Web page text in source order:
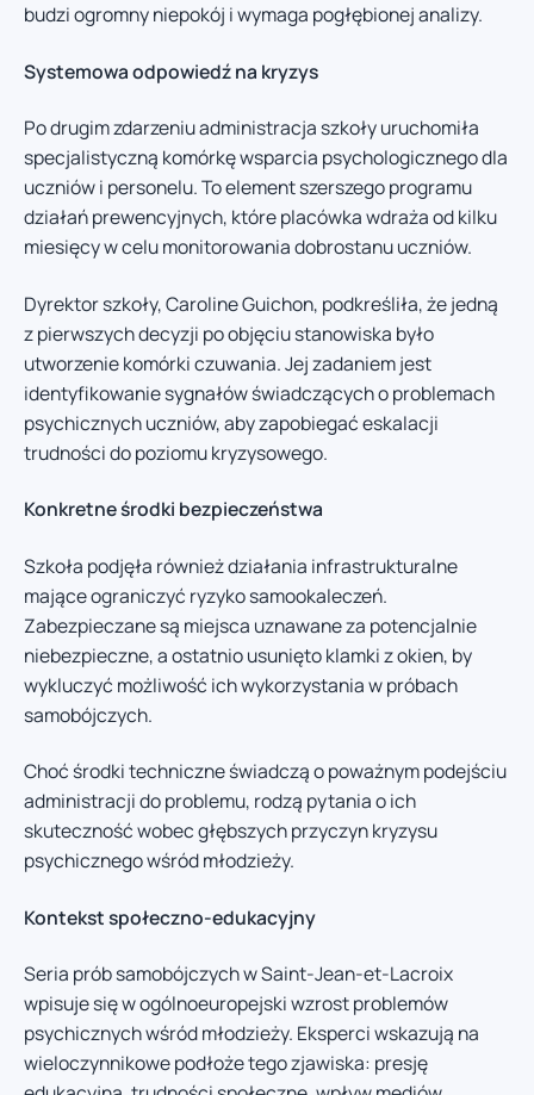
budzi ogromny niepokój i wymaga pogłębionej analizy.
Systemowa odpowiedź na kryzys
Po drugim zdarzeniu administracja szkoły uruchomiła
specjalistyczną komórkę wsparcia psychologicznego dla
uczniów i personelu. To element szerszego programu
działań prewencyjnych, które placówka wdraża od kilku
miesięcy w celu monitorowania dobrostanu uczniów.
Dyrektor szkoły, Caroline Guichon, podkreśliła, że jedną
z pierwszych decyzji po objęciu stanowiska było
utworzenie komórki czuwania. Jej zadaniem jest
identyfikowanie sygnałów świadczących o problemach
psychicznych uczniów, aby zapobiegać eskalacji
trudności do poziomu kryzysowego.
Konkretne środki bezpieczeństwa
Szkoła podjęła również działania infrastrukturalne
mające ograniczyć ryzyko samookaleczeń.
Zabezpieczane są miejsca uznawane za potencjalnie
niebezpieczne, a ostatnio usunięto klamki z okien, by
wykluczyć możliwość ich wykorzystania w próbach
samobójczych.
Choć środki techniczne świadczą o poważnym podejściu
administracji do problemu, rodzą pytania o ich
skuteczność wobec głębszych przyczyn kryzysu
psychicznego wśród młodzieży.
Kontekst społeczno-edukacyjny
Seria prób samobójczych w Saint-Jean-et-Lacroix
wpisuje się w ogólnoeuropejski wzrost problemów
psychicznych wśród młodzieży. Eksperci wskazują na
wieloczynnikowe podłoże tego zjawiska: presję